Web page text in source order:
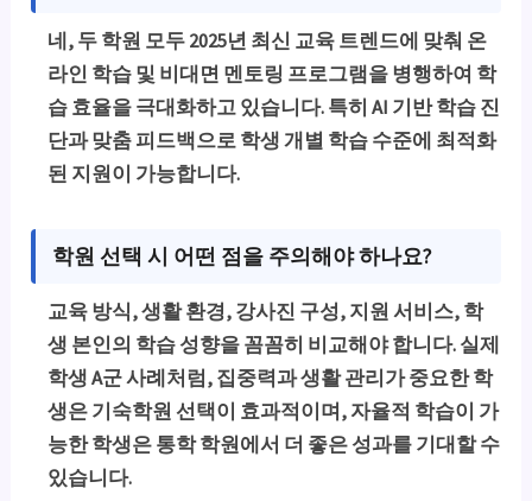
네, 두 학원 모두 2025년 최신 교육 트렌드에 맞춰 온
라인 학습 및 비대면 멘토링 프로그램을 병행하여 학
습 효율을 극대화하고 있습니다. 특히 AI 기반 학습 진
단과 맞춤 피드백으로 학생 개별 학습 수준에 최적화
된 지원이 가능합니다.
학원 선택 시 어떤 점을 주의해야 하나요?
교육 방식, 생활 환경, 강사진 구성, 지원 서비스, 학
생 본인의 학습 성향을 꼼꼼히 비교해야 합니다. 실제
학생 A군 사례처럼, 집중력과 생활 관리가 중요한 학
생은 기숙학원 선택이 효과적이며, 자율적 학습이 가
능한 학생은 통학 학원에서 더 좋은 성과를 기대할 수
있습니다.